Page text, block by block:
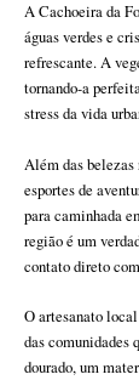
A Cachoeira da
águas verdes e
refrescante. A
tornando-a
stress da vida
Além das belezas
esportes de
para caminhada
região é um
contato direto
O artesanato
das comunidades
dourado, um